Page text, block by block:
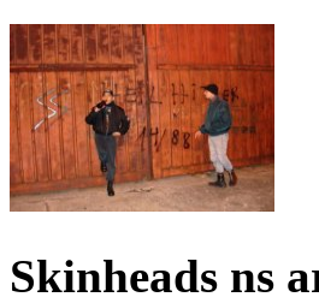
Skinheads ns